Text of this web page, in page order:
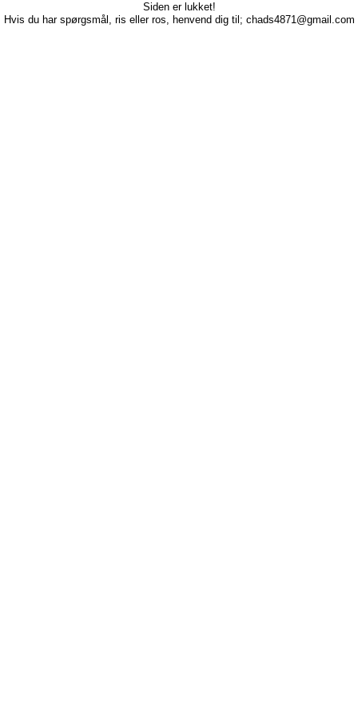
Siden er lukket!
Hvis du har spørgsmål, ris eller ros, henvend dig til; chads4871@gmail.com